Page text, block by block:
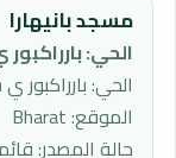
مسجد بانيهارا
الحي:
الحي: بارراكبور
الموقع: Bharat
حالة المصدر: